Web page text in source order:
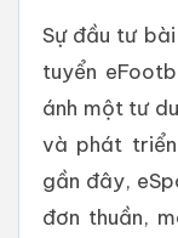
Sự đầu tư
tuyển
ánh một tư
và phát
gần đây,
đơn thuần,